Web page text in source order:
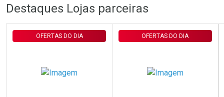
FECHAR
Laboratório
FECHAR
Por Menos Por Menos
Destaques Lojas parceiras
OFERTAS DO DIA OFERTAS DO DIA